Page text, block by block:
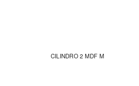
CILINDRO 2 MDF M